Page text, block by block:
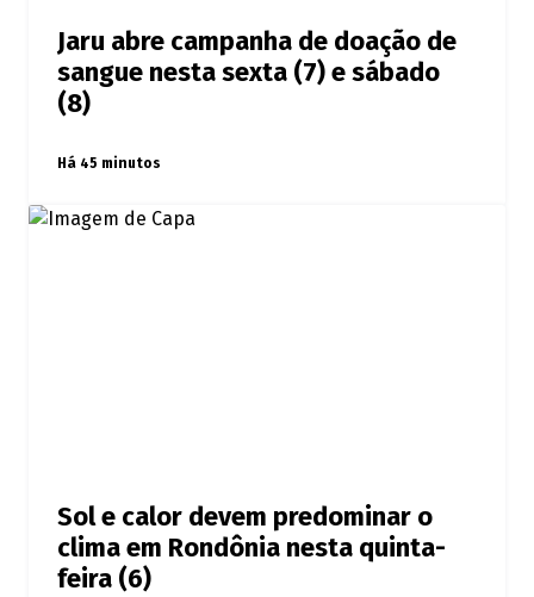
Jaru abre campanha de doação de
sangue nesta sexta (7) e sábado
(8)
Há 45 minutos
Sol e calor devem predominar o
clima em Rondônia nesta quinta-
feira (6)